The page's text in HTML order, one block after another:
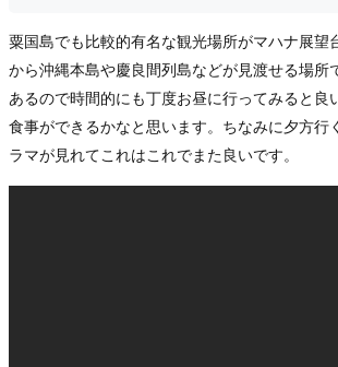
粟国島でも比較的有名な観光場所がマハナ展望
から沖縄本島や慶良間列島などが見渡せる場所
あるので時間的にも丁度お昼に行ってみると良
食事ができるかなと思います。ちなみに夕方行
ラマが見れてこれはこれでまた良いです。